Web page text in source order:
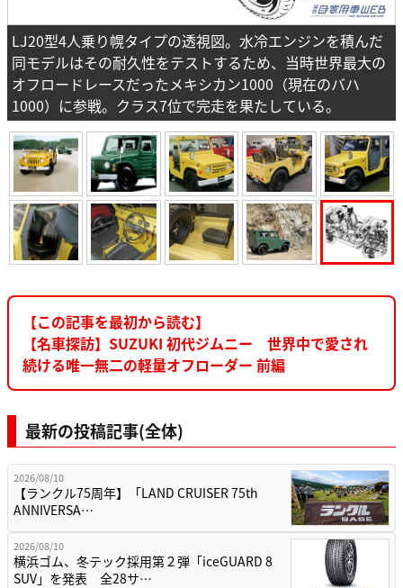
LJ20型4人乗り幌タイプの透視図。水冷エンジンを積んだ
同モデルはその耐久性をテストするため、当時世界最大の
オフロードレースだったメキシカン1000（現在のバハ
1000）に参戦。クラス7位で完走を果たしている。
【この記事を最初から読む】
【名車探訪】SUZUKI 初代ジムニー 世界中で愛され
続ける唯一無二の軽量オフローダー 前編
最新の投稿記事(全体)
2026/08/10
【ランクル75周年】「LAND CRUISER 75th
ANNIVERSA…
2026/08/10
横浜ゴム、冬テック採用第２弾「iceGUARD 8
SUV」を発表 全28サ…